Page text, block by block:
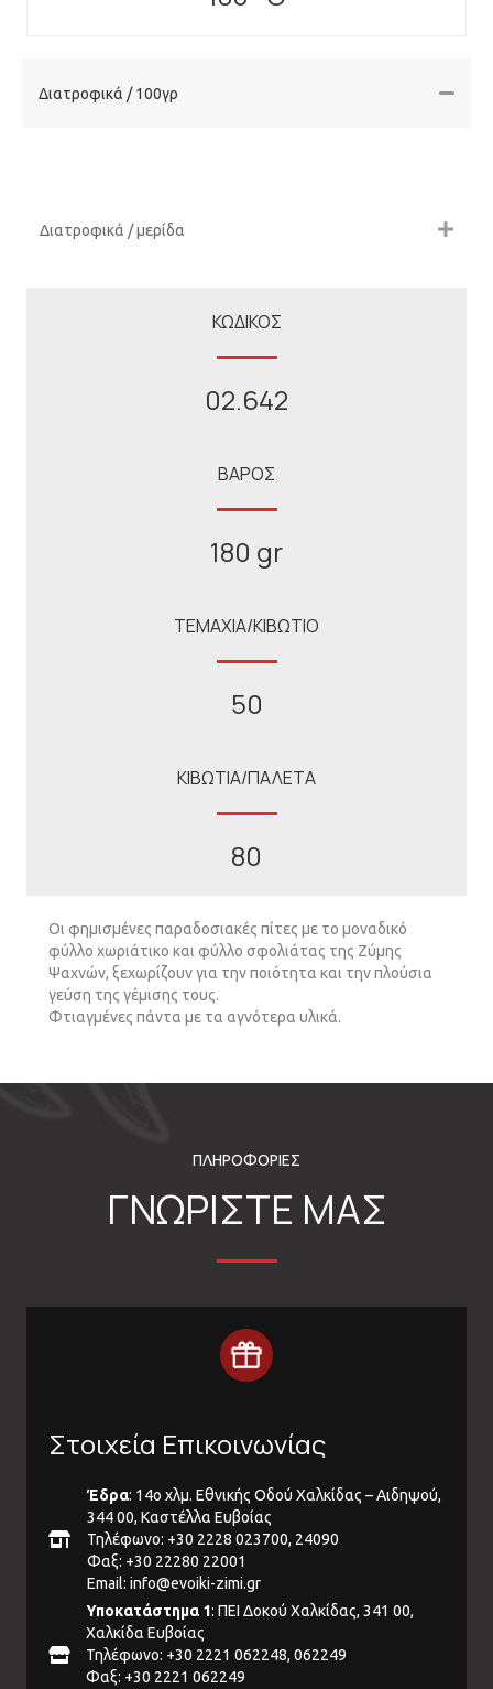
Διατροφικά / 100γρ
Διατροφικά / μερίδα
ΚΩΔΙΚΟΣ
02.642
ΒΑΡΟΣ
180 gr
ΤΕΜΑΧΙΑ/ΚΙΒΩΤΙΟ
50
ΚΙΒΩΤΙΑ/ΠΑΛΕΤΑ
80
Οι φηµισµένες παραδοσιακές πίτες µε το µοναδικό
φύλλο χωριάτικο και φύλλο σφολιάτας της Ζύµης
Ψαχνών, ξεχωρίζουν για την ποιότητα και την πλούσια
γεύση της γέµισης τους.
Φτιαγµένες πάντα µε τα αγνότερα υλικά.
ΠΛΗΡΟΦΟΡΙΕΣ
ΓΝΩΡΙΣΤΕ ΜΑΣ
Στοιχεία Επικοινωνίας
Έδρα: 14ο χλμ. Εθνικής Οδού Χαλκίδας – Αιδηψού,
344 00, Καστέλλα Ευβοίας
Τηλέφωνο: +30 2228 023700, 24090
Φαξ: +30 22280 22001
Email: info@evoiki-zimi.gr
Υποκατάστημα 1: ΠΕΙ Δοκού Χαλκίδας, 341 00,
Χαλκίδα Ευβοίας
Τηλέφωνο: +30 2221 062248, 062249
Φαξ: +30 2221 062249